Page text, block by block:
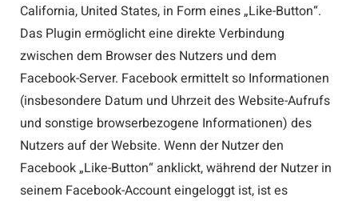
California, United States, in Form eines „Like-Button“.
Das Plugin ermöglicht eine direkte Verbindung
zwischen dem Browser des Nutzers und dem
Facebook-Server. Facebook ermittelt so Informationen
(insbesondere Datum und Uhrzeit des Website-Aufrufs
und sonstige browserbezogene Informationen) des
Nutzers auf der Website. Wenn der Nutzer den
Facebook „Like-Button“ anklickt, während der Nutzer in
seinem Facebook-Account eingeloggt ist, ist es